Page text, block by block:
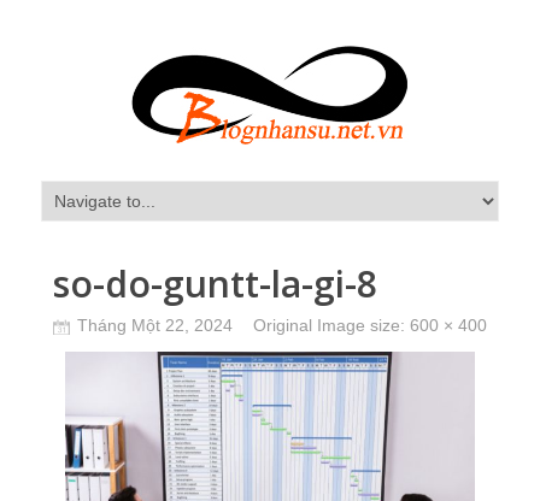
so-do-guntt-la-gi-8
Tháng Một 22, 2024 Original Image size: 600 × 400